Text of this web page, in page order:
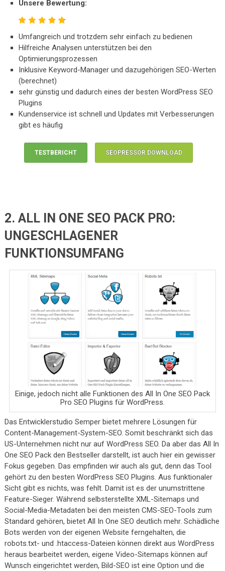
Unsere Bewertung:
Umfangreich und trotzdem sehr einfach zu bedienen
Hilfreiche Analysen unterstützen bei den
Optimierungsprozessen
Inklusive Keyword-Manager und dazugehörigen SEO-Werten
(berechnet)
sehr günstig und dadurch eines der besten WordPress SEO
Plugins
Kundenservice ist schnell und Updates mit Verbesserungen
gibt es häufig
TESTBERICHT SEOPRESSOR DOWNLOAD
2. ALL IN ONE SEO PACK PRO:
UNGESCHLAGENER
FUNKTIONSUMFANG
Einige, jedoch nicht alle Funktionen des All In One SEO Pack
Pro SEO Plugins für WordPress.
Das Entwicklerstudio Semper bietet mehrere Lösungen für
Content-Management-System-SEO. Somit beschränkt sich das
US-Unternehmen nicht nur auf WordPress SEO. Da aber das All In
One SEO Pack den Bestseller darstellt, ist auch hier ein gewisser
Fokus gegeben. Das empfinden wir auch als gut, denn das Tool
gehört zu den besten WordPress SEO Plugins. Aus funktionaler
Sicht gibt es nichts, was fehlt. Damit ist es der unumstrittene
Feature-Sieger. Während selbsterstellte XML-Sitemaps und
Social-Media-Metadaten bei den meisten CMS-SEO-Tools zum
Standard gehören, bietet All In One SEO deutlich mehr. Schädliche
Bots werden von der eigenen Website ferngehalten, die
robots.txt- und .htaccess-Dateien können direkt aus WordPress
heraus bearbeitet werden, eigene Video-Sitemaps können auf
Wunsch eingerichtet werden, Bild-SEO ist eine Option und die